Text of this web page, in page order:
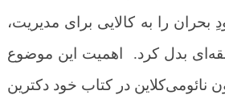
بحران را به کالایی برای مدیریت،
بدل کرد. اهمیت این موضوع
نائومی‌کلاین در کتاب خود دکترین